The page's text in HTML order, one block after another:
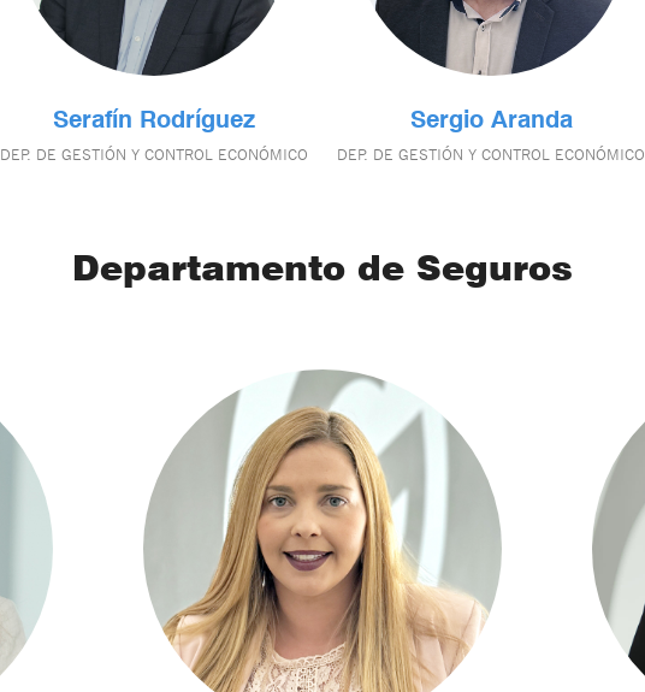
Serafín Rodríguez
DEP. DE GESTIÓN Y CONTROL ECONÓMICO
Sergio Aranda
DEP. DE GESTIÓN Y CONTROL ECONÓMICO
Departamento de Seguros